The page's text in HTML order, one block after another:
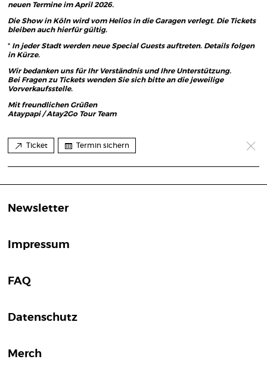
neuen Termine im April 2026.
Die Show in Köln wird vom Helios in die Garagen verlegt. Die Tickets
bleiben auch hierfür gültig.
* In jeder Stadt werden neue Special Guests auftreten. Details folgen
in Kürze.
Wir bedanken uns für Ihr Verständnis und Ihre Unterstützung.
Bei Fragen zu Tickets wenden Sie sich bitte an die jeweilige
Vorverkaufsstelle.
Mit freundlichen Grüßen
Ataypapi / Atay2Go Tour Team
Ticket Termin sichern
Newsletter
Impressum
FAQ
Datenschutz
Merch